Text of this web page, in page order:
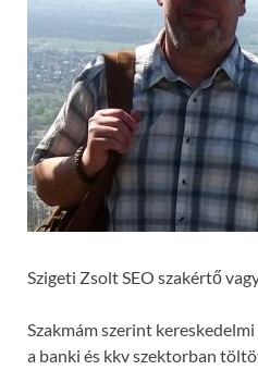
Szigeti Zsolt SEO szakértő
Szakmám szerint
a banki és kkv szektorban